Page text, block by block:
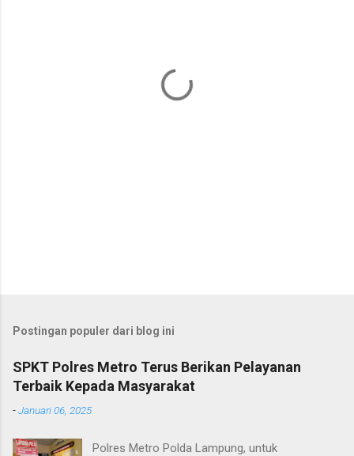
Postingan populer dari blog ini
SPKT Polres Metro Terus Berikan Pelayanan
Terbaik Kepada Masyarakat
-Januari 06, 2025
Polres Metro Polda Lampung, untuk